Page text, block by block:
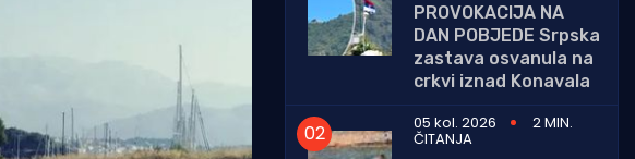
PROVOKACIJA NA
DAN POBJEDE Srpska
zastava osvanula na
crkvi iznad Konavala
05 kol. 2026
2 MIN.
ČITANJA